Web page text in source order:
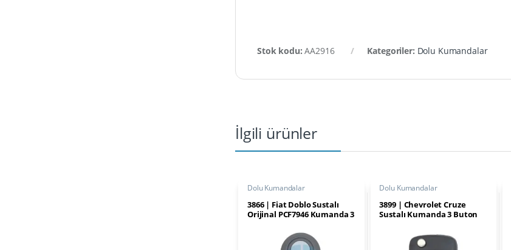
Stok kodu:AA2916 Kategoriler: Dolu Kumandalar
İlgili ürünler
Dolu Kumandalar
3866 | Fiat Doblo Sustalı
Orijinal PCF7946 Kumanda 3
Dolu Kumandalar
3899 | Chevrolet Cruze
Sustalı Kumanda 3 Buton
Transponder